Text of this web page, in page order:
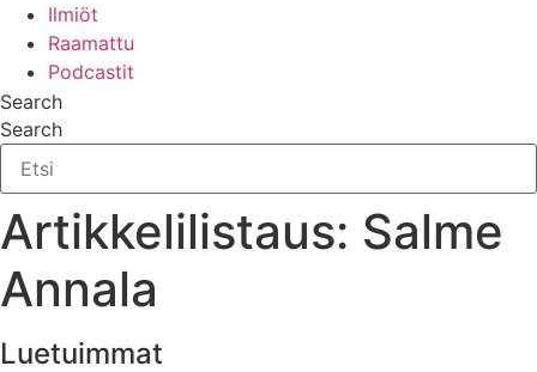
Ilmiöt
Raamattu
Podcastit
Search
Search
Artikkelilistaus: Salme
Annala
Luetuimmat